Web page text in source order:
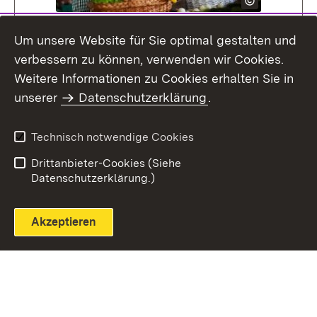
Bildungsmaterialien für Seniorinnen und
Senioren
Themenübersicht
Um unsere Website für Sie optimal gestalten und
verbessern zu können, verwenden wir Cookies.
Weitere Informationen zu Cookies erhalten Sie in
unserer
Datenschutzerklärung.
Technisch notwendige Cookies
Drittanbieter-Cookies (Siehe
Datenschutzerklärung.)
Akzeptieren